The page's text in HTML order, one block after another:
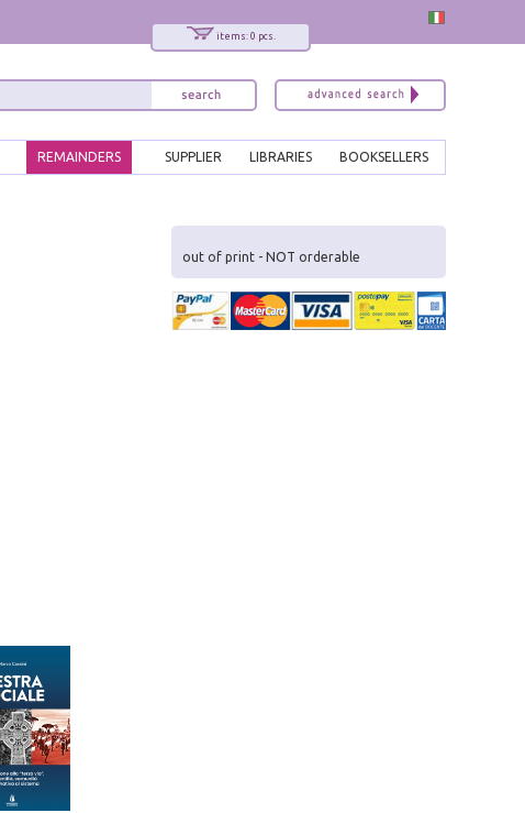
items: 0 pcs.
BOOKSELLERS
LIBRARIES
SUPPLIER
REMAINDERS
out of print - NOT orderable
x
Interessato ai nostri libri?
Allora iscriviti alla nostra newsletter!
Sarai informato delle nostre novità, potrai
comunque cancellarti quando desideri.